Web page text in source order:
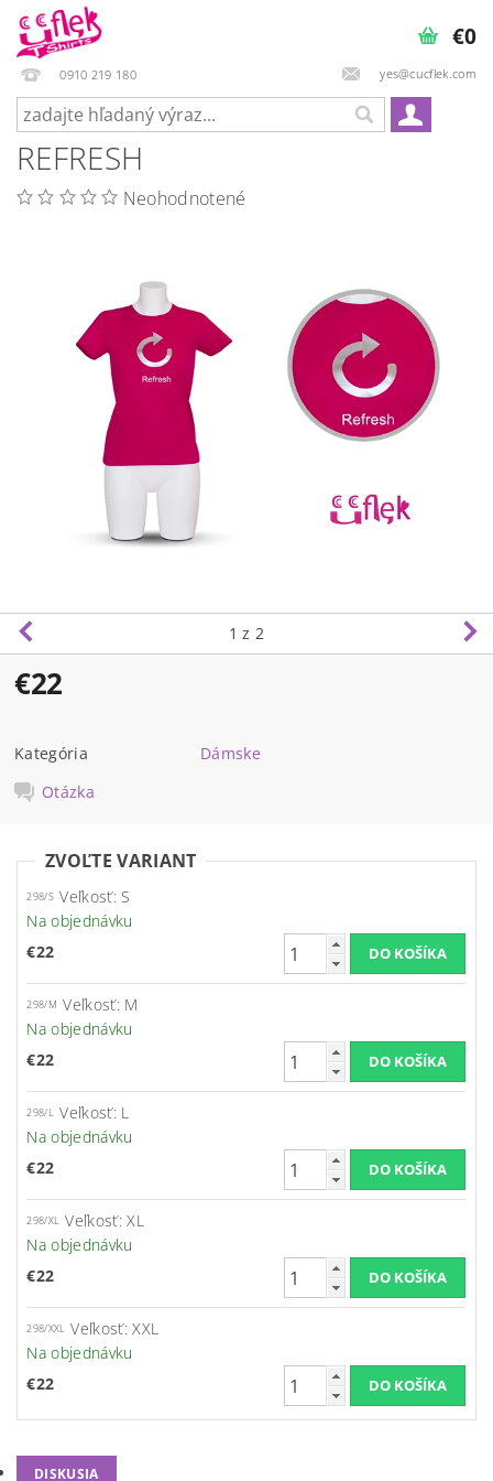
0910 219 180 yes@cucflek.com
€0
REFRESH
Neohodnotené
1 z 2
€22
Kategória
Dámske
Otázka
ZVOĽTE VARIANT
298/S Veľkosť: S
Na objednávku
€22
298/M Veľkosť: M
Na objednávku
€22
298/L Veľkosť: L
Na objednávku
€22
298/XL Veľkosť: XL
Na objednávku
€22
298/XXL Veľkosť: XXL
Na objednávku
€22
DISKUSIA